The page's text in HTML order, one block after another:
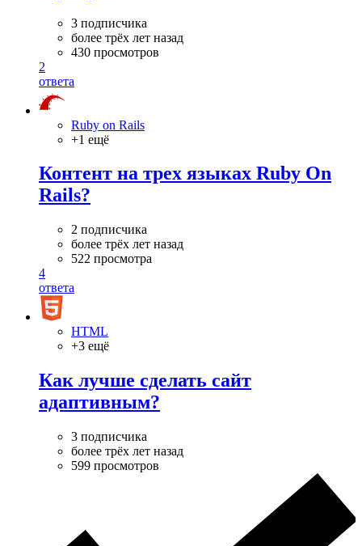
3 подписчика
более трёх лет назад
430 просмотров
2
ответа
Ruby on Rails
+1 ещё
Контент на трех языках Ruby On
Rails?
2 подписчика
более трёх лет назад
522 просмотра
4
ответа
HTML
+3 ещё
Как лучше сделать сайт
адаптивным?
3 подписчика
более трёх лет назад
599 просмотров